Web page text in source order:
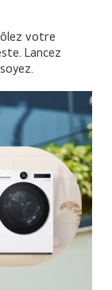
du suivi
permet de